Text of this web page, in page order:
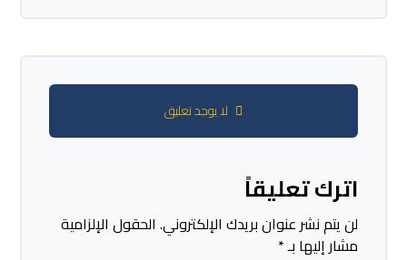
لا يوجد تعليق
اترك تعليقاً
لن يتم نشر عنوان بريدك الإلكتروني. الحقول الإلزامية
مشار إليها بـ*